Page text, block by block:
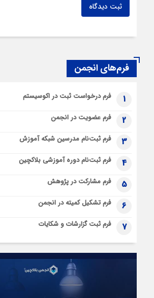
ثبت دیدگاه
فرم‌های انجمن
1 فرم درخواست ثبت در اکوسیستم
2 فرم عضویت در انجمن
3 فرم ثبت‌نام مدرسین شبکه آموزش
4 فرم ثبت‌نام دوره آموزشی بلاکچین
5 فرم مشارکت در پژوهش
6 فرم تشکیل کمیته در انجمن
7 فرم ثبت گزارشات و شکایات